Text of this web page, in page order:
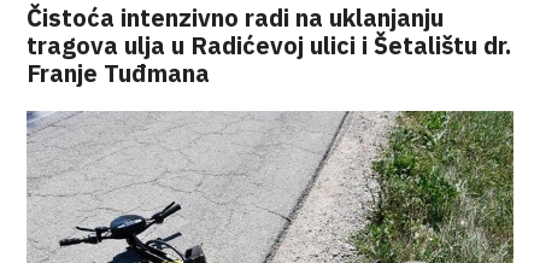
Čistoća intenzivno radi na uklanjanju
tragova ulja u Radićevoj ulici i Šetalištu dr.
Franje Tuđmana